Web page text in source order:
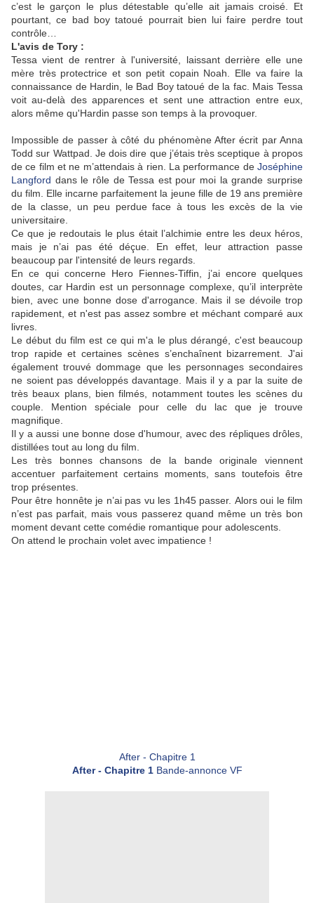
c’est le garçon le plus détestable qu’elle ait jamais croisé. Et
pourtant, ce bad boy tatoué pourrait bien lui faire perdre tout
contrôle…
L'avis de Tory :
Tessa vient de rentrer à l'université, laissant derrière elle une
mère très protectrice et son petit copain Noah. Elle va faire la
connaissance de Hardin, le Bad Boy tatoué de la fac. Mais Tessa
voit au-delà des apparences et sent une attraction entre eux,
alors même qu'Hardin passe son temps à la provoquer.
Impossible de passer à côté du phénomène After écrit par Anna
Todd sur Wattpad. Je dois dire que j’étais très sceptique à propos
de ce film et ne m’attendais à rien. La performance de Joséphine
Langford dans le rôle de Tessa est pour moi la grande surprise
du film. Elle incarne parfaitement la jeune fille de 19 ans première
de la classe, un peu perdue face à tous les excès de la vie
universitaire.
Ce que je redoutais le plus était l’alchimie entre les deux héros,
mais je n’ai pas été déçue. En effet, leur attraction passe
beaucoup par l'intensité de leurs regards.
En ce qui concerne Hero Fiennes-Tiffin, j’ai encore quelques
doutes, car Hardin est un personnage complexe, qu’il interprète
bien, avec une bonne dose d'arrogance. Mais il se dévoile trop
rapidement, et n'est pas assez sombre et méchant comparé aux
livres.
Le début du film est ce qui m'a le plus dérangé, c'est beaucoup
trop rapide et certaines scènes s’enchaînent bizarrement. J'ai
également trouvé dommage que les personnages secondaires
ne soient pas développés davantage. Mais il y a par la suite de
très beaux plans, bien filmés, notamment toutes les scènes du
couple. Mention spéciale pour celle du lac que je trouve
magnifique.
Il y a aussi une bonne dose d'humour, avec des répliques drôles,
distillées tout au long du film.
Les très bonnes chansons de la bande originale viennent
accentuer parfaitement certains moments, sans toutefois être
trop présentes.
Pour être honnête je n’ai pas vu les 1h45 passer. Alors oui le film
n’est pas parfait, mais vous passerez quand même un très bon
moment devant cette comédie romantique pour adolescents.
On attend le prochain volet avec impatience !
After - Chapitre 1
After - Chapitre 1Bande-annonce VF